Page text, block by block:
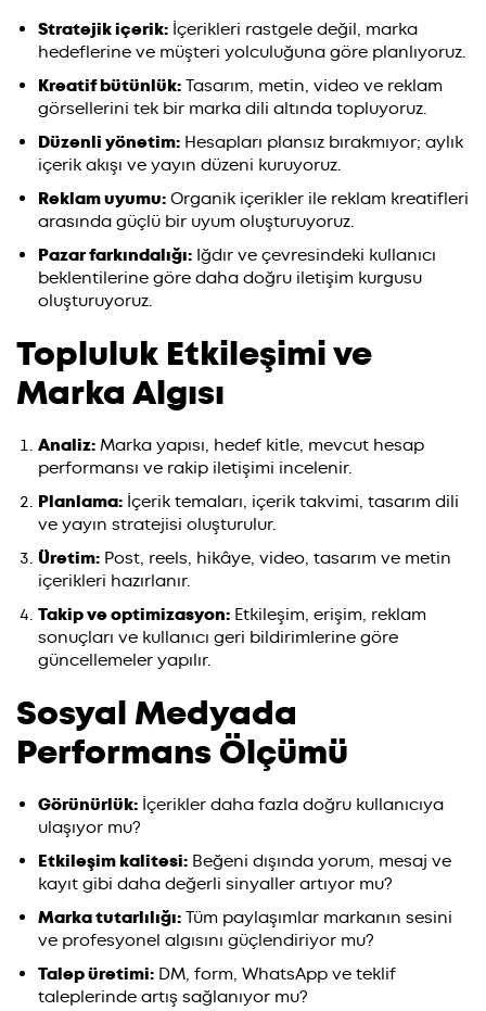
Stratejik içerik: İçerikleri rastgele değil, marka
hedeflerine ve müşteri yolculuğuna göre planlıyoruz.
Kreatif bütünlük: Tasarım, metin, video ve reklam
görsellerini tek bir marka dili altında topluyoruz.
Düzenli yönetim: Hesapları plansız bırakmıyor; aylık
içerik akışı ve yayın düzeni kuruyoruz.
Reklam uyumu: Organik içerikler ile reklam kreatifleri
arasında güçlü bir uyum oluşturuyoruz.
Pazar farkındalığı: Iğdır ve çevresindeki kullanıcı
beklentilerine göre daha doğru iletişim kurgusu
oluşturuyoruz.
Topluluk Etkileşimi ve
Marka Algısı
Analiz: Marka yapısı, hedef kitle, mevcut hesap
performansı ve rakip iletişimi incelenir.
Planlama: İçerik temaları, içerik takvimi, tasarım dili
ve yayın stratejisi oluşturulur.
Üretim: Post, reels, hikâye, video, tasarım ve metin
içerikleri hazırlanır.
Takip ve optimizasyon: Etkileşim, erişim, reklam
sonuçları ve kullanıcı geri bildirimlerine göre
güncellemeler yapılır.
Sosyal Medyada
Performans Ölçümü
Görünürlük: İçerikler daha fazla doğru kullanıcıya
ulaşıyor mu?
Etkileşim kalitesi: Beğeni dışında yorum, mesaj ve
kayıt gibi daha değerli sinyaller artıyor mu?
Marka tutarlılığı: Tüm paylaşımlar markanın sesini
ve profesyonel algısını güçlendiriyor mu?
Talep üretimi: DM, form, WhatsApp ve teklif
taleplerinde artış sağlanıyor mu?